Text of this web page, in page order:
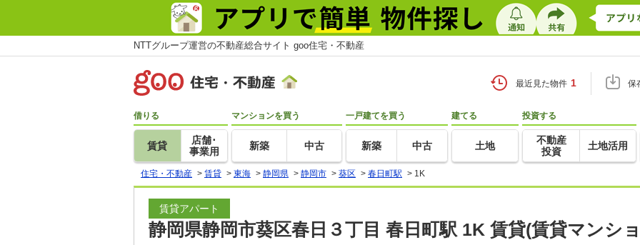
NTTグループ運営の不動産総合サイト goo住宅・不動産
最近見た物件 1 保
借りる
賃貸
店舗･
事業用
マンションを買う
新築 中古
一戸建てを買う
新築 中古
建てる
土地
投資する
不動産
投資
土地活用
住宅・不動産 > 賃貸 > 東海 > 静岡県 > 静岡市 > 葵区 > 春日町駅 > 1K
賃貸アパート
静岡県静岡市葵区春日３丁目 春日町駅 1K 賃貸(賃貸マンシ